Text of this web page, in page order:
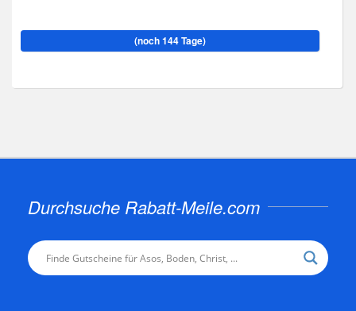
(noch 144 Tage)
Durchsuche Rabatt-Meile.com